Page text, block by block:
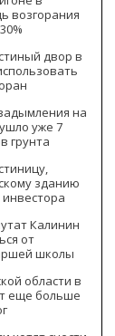
возгорания
двор в
на
уже 7
грунта
зданию
Калинин
от
школы
области в
еще больше